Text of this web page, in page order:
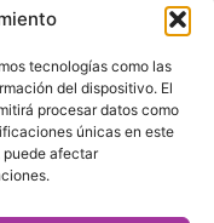
tecnologías como las
del dispositivo. El
procesar datos como
únicas en este
puede afectary veraz
consejos